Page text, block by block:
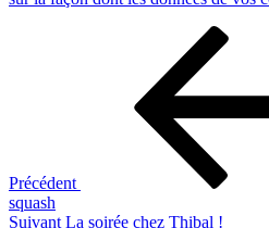
Précédent
squash
Article
Suivant La soirée chez Thibal !